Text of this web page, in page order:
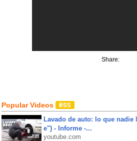
Share:
Popular Videos
Lavado de auto: lo que nadie
e") - Informe -...
youtube.com